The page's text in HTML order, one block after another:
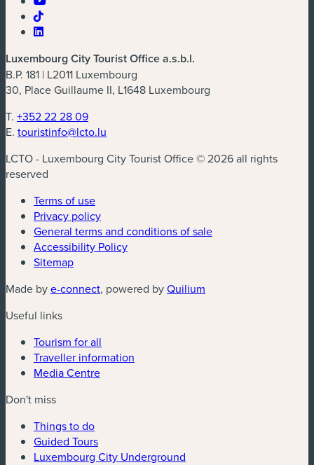
Luxembourg City Tourist Office a.s.b.l.
B.P. 181 | L2011 Luxembourg
30, Place Guillaume II, L1648 Luxembourg
T. +352 22 28 09
E. touristinfo@lcto.lu
LCTO - Luxembourg City Tourist Office © 2026 all rights
reserved
Terms of use
Privacy policy
General terms and conditions of sale
Accessibility Policy
Sitemap
Made bye-connect(new window)
, powered byQuilium
Useful links
Tourism for all
Traveller information
Media Centre
Don't miss
Things to do
Guided Tours
Luxembourg City Underground